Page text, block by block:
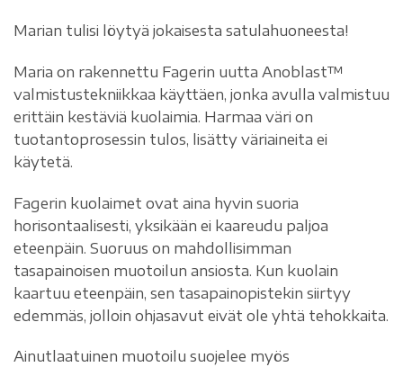
Marian tulisi löytyä jokaisesta satulahuoneesta!
Maria on rakennettu Fagerin uutta Anoblast™
valmistustekniikkaa käyttäen, jonka avulla valmistuu
erittäin kestäviä kuolaimia. Harmaa väri on
tuotantoprosessin tulos, lisätty väriaineita ei
käytetä.
Fagerin kuolaimet ovat aina hyvin suoria
horisontaalisesti, yksikään ei kaareudu paljoa
eteenpäin. Suoruus on mahdollisimman
tasapainoisen muotoilun ansiosta. Kun kuolain
kaartuu eteenpäin, sen tasapainopistekin siirtyy
edemmäs, jolloin ohjasavut eivät ole yhtä tehokkaita.
Ainutlaatuinen muotoilu suojelee myös